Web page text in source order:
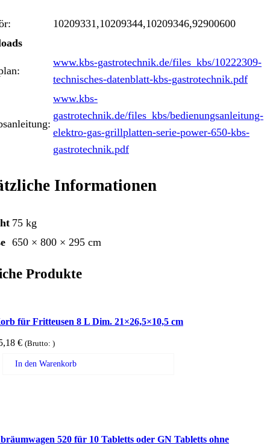
10209331,10209344,10209346,92900600
www.kbs-gastrotechnik.de/files_kbs/10222309-
technisches-datenblatt-kbs-gastrotechnik.pdf
www.kbs-
gastrotechnik.de/files_kbs/bedienungsanleitung-
elektro-gas-grillplatten-serie-power-650-kbs-
gastrotechnik.pdf
Informationen
75 kg
650 × 800 × 295 cm
Produkte
für Fritteusen 8 L Dim. 21×26,5×10,5 cm
€ (Brutto: )
In den Warenkorb
520 für 10 Tabletts oder GN Tabletts ohne